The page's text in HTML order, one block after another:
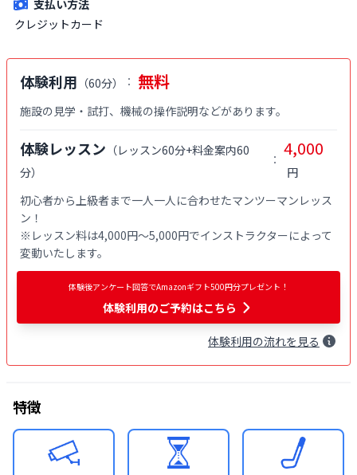
支払い方法
クレジットカード
体験利用 （60分） ： 無料
施設の見学・試打、機械の操作説明などがあります。
体験レッスン （レッスン60分+料金案内60
分）
： 4,000
円
初心者から上級者まで一人一人に合わせたマンツーマンレッス
ン！
※レッスン料は4,000円〜5,000円でインストラクターによって
変動いたします。
体験後アンケート回答でAmazonギフト500円分プレゼント！
体験利用のご予約はこちら
体験利用の流れを見る
特徴